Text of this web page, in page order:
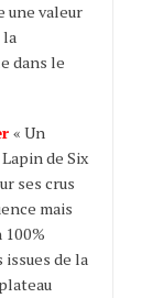
une valeur
la
dans le
« Un
de Six
ses crus
mais
100%
issues de la